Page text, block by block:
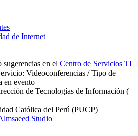
de Internet
en el Centro de Servicios TI
Videoconferencias / Tipo de
en evento
de Tecnologías de Información (
Católica del Perú (PUCP)
Studio